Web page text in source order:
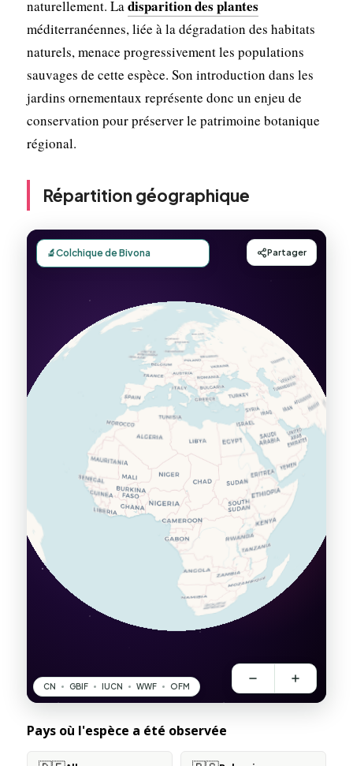
naturellement. Ladisparition des plantes
méditerranéennes, liée à la dégradation des habitats
naturels, menace progressivement les populations
sauvages de cette espèce. Son introduction dans les
jardins ornementaux représente donc un enjeu de
conservation pour préserver le patrimoine botanique
régional.
Répartition géographique
Pays où l'espèce a été observée